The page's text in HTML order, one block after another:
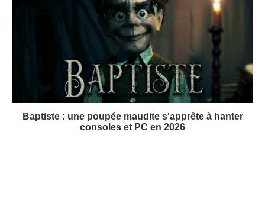
Baptiste : une poupée maudite s'apprête à hanter
consoles et PC en 2026